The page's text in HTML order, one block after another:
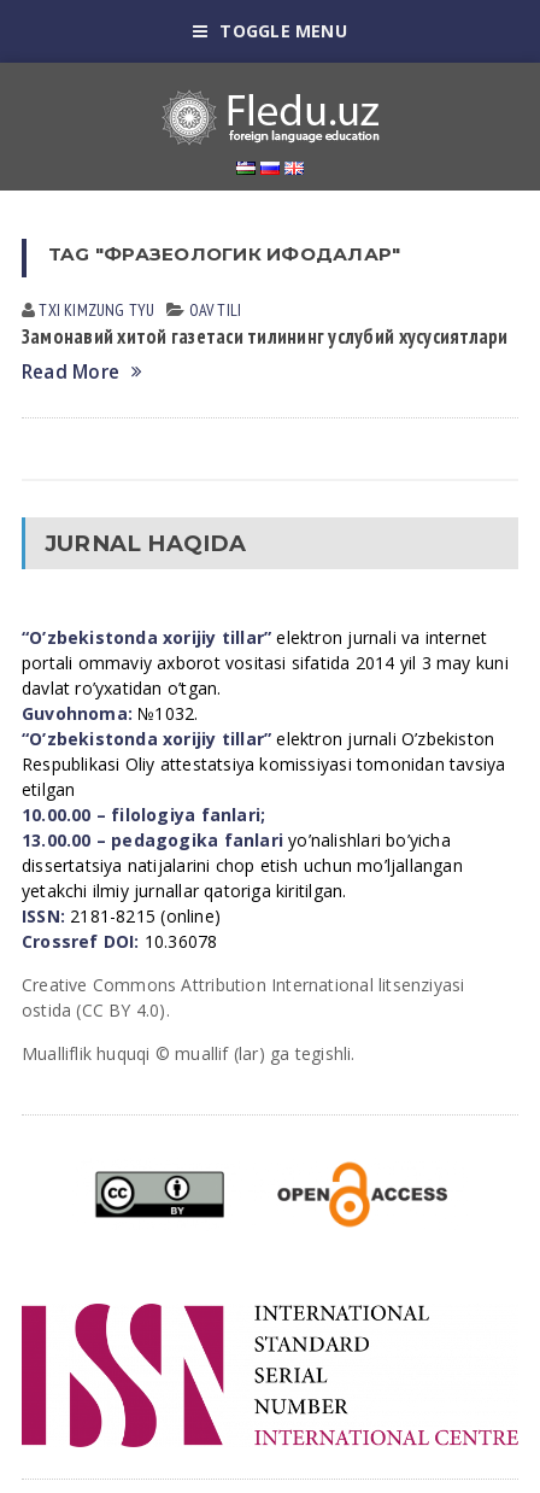
TOGGLE MENU
TAG "ФРАЗЕОЛОГИК ИФОДАЛАР"
TXI KIMZUNG TYU OAV TILI
Замонавий хитой газетаси тилининг услубий хусусиятлари
Read More
JURNAL HAQIDA
“O’zbekistonda xorijiy tillar” elektron jurnali va internet
portali ommaviy axborot vositasi sifatida 2014 yil 3 may kuni
davlat ro’yxatidan o’tgan.
Guvohnoma: №1032.
“O’zbekistonda xorijiy tillar” elektron jurnali O’zbekiston
Respublikasi Oliy attestatsiya komissiyasi tomonidan tavsiya
etilgan
10.00.00 – filologiya fanlari;
13.00.00 – pedagogika fanlari yo’nalishlari bo’yicha
dissertatsiya natijalarini chop etish uchun mo’ljallangan
yetakchi ilmiy jurnallar qatoriga kiritilgan.
ISSN: 2181-8215 (online)
Crossref DOI: 10.36078
Creative Commons Attribution International litsenziyasi
ostida (CC BY 4.0).
Mualliflik huquqi © muallif (lar) ga tegishli.